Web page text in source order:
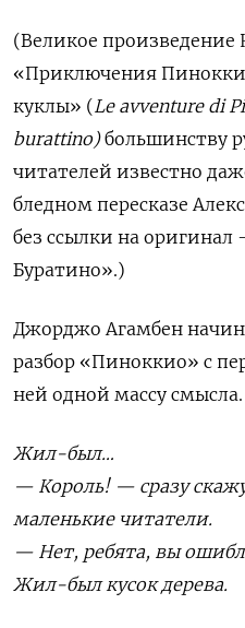
(Великое произведение
«Приключения
куклы» (Le avventure di
burattino)большинству
читателей известно
бледном пересказе
без ссылки на
Буратино».)
Джорджо Агамбен
разбор «Пиноккио» с
ней одной массу смысла.
Жил-был…
— Король! — сразу
маленькие читатели.
— Нет, ребята, вы
Жил-был кусок дерева.